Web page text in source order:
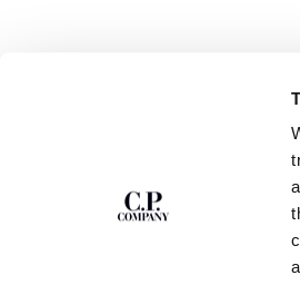
S'ABONNER À
Rejoins notre communauté et accède
contenus exclusifs, des avant-
offres spéciales. Pour toi, 10 % de